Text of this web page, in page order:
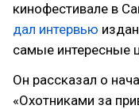
кинофестивале в
дал интервью
самые интересные
Он рассказал о
«Охотниками за